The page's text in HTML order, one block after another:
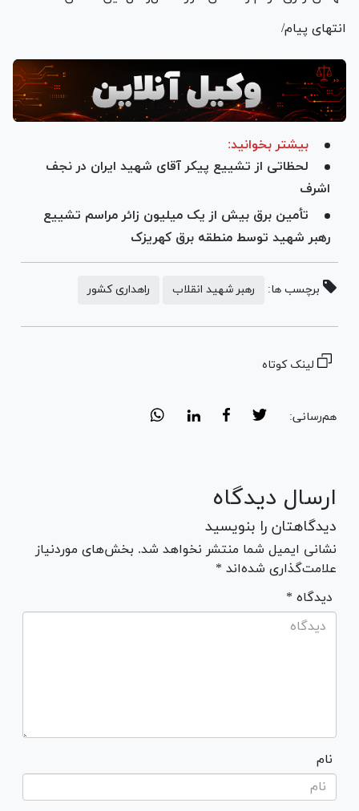
انتهای پیام/
بیشتر بخوانید:
لحظاتی از تشییع پیکر آقای شهید ایران در نجف
اشرف
تأمین برق بیش از یک میلیون زائر مراسم تشییع
رهبر شهید توسط منطقه برق کهریزک
برچسب ها: رهبر شهید انقلاب راهداری کشور
لینک کوتاه
هم‌رسانی:
ارسال دیدگاه
دیدگاهتان را بنویسید
نشانی ایمیل شما منتشر نخواهد شد. بخش‌های موردنیاز
علامت‌گذاری شده‌اند *
* دیدگاه
نام